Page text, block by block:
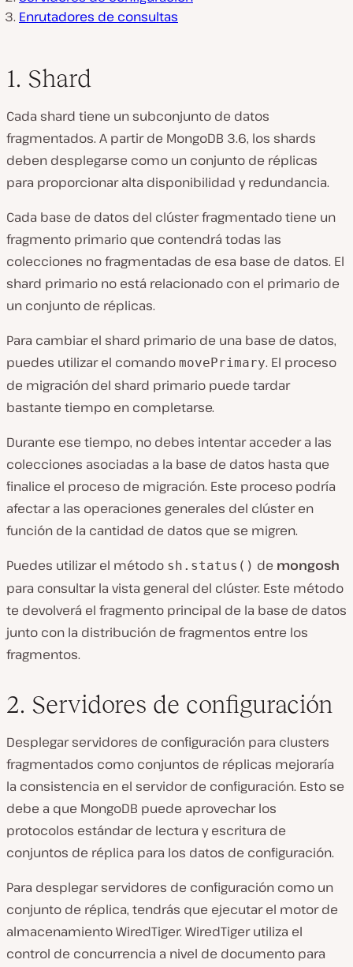
Enrutadores de consultas
1. Shard
Cada shard tiene un subconjunto de datos
fragmentados. A partir de MongoDB 3.6, los shards
deben desplegarse como un conjunto de réplicas
para proporcionar alta disponibilidad y redundancia.
Cada base de datos del clúster fragmentado tiene un
fragmento primario que contendrá todas las
colecciones no fragmentadas de esa base de datos. El
shard primario no está relacionado con el primario de
un conjunto de réplicas.
Para cambiar el shard primario de una base de datos,
puedes utilizar el comando movePrimary. El proceso
de migración del shard primario puede tardar
bastante tiempo en completarse.
Durante ese tiempo, no debes intentar acceder a las
colecciones asociadas a la base de datos hasta que
finalice el proceso de migración. Este proceso podría
afectar a las operaciones generales del clúster en
función de la cantidad de datos que se migren.
Puedes utilizar el método sh.status() de mongosh
para consultar la vista general del clúster. Este método
te devolverá el fragmento principal de la base de datos
junto con la distribución de fragmentos entre los
fragmentos.
2. Servidores de configuración
Desplegar servidores de configuración para clusters
fragmentados como conjuntos de réplicas mejoraría
la consistencia en el servidor de configuración. Esto se
debe a que MongoDB puede aprovechar los
protocolos estándar de lectura y escritura de
conjuntos de réplica para los datos de configuración.
Para desplegar servidores de configuración como un
conjunto de réplica, tendrás que ejecutar el motor de
almacenamiento WiredTiger. WiredTiger utiliza el
control de concurrencia a nivel de documento para